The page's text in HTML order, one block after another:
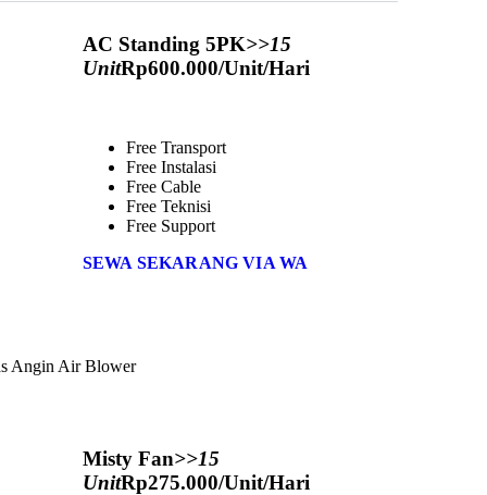
AC Standing 5PK>>15
UnitRp600.000/Unit/Hari
Free Transport
Free Instalasi
Free Cable
Free Teknisi
Free Support
SEWA SEKARANG VIA WA
Angin Air Blower
Misty Fan>>15
UnitRp275.000/Unit/Hari